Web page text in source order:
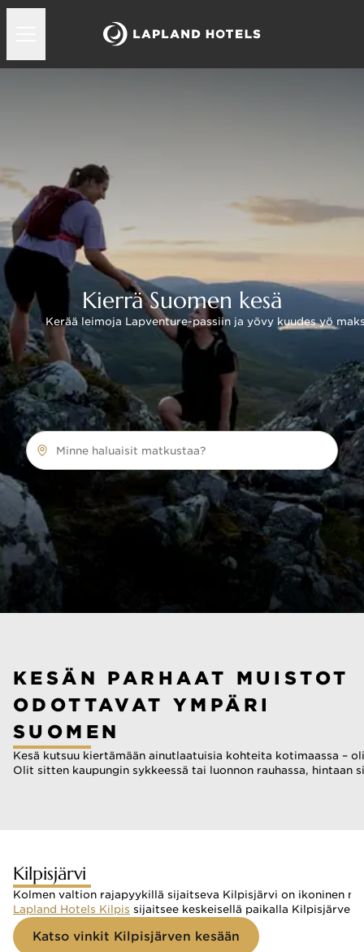
Kierrä Suomen kesä
Kerää leimoja Lapventure-passiin ja yövy kuudes yö
Minne haluaisit matkustaa?
KESÄN PARHAAT MUISTOT
ODOTTAVAT YMPÄRI
SUOMEN
Kesä kutsuu kiertämään ainutlaatuisia kohteita kotimaassa –
Olit sitten kaupungin sykkeessä tai luonnon rauhassa,
Kilpisjärvi
Kolmen valtion rajapyykillä sijaitseva Kilpisjärvi on ikoninen
Lapland Hotels Kilpis sijaitsee keskeisellä paikalla
Katso vinkit Kilpisjärven kesään